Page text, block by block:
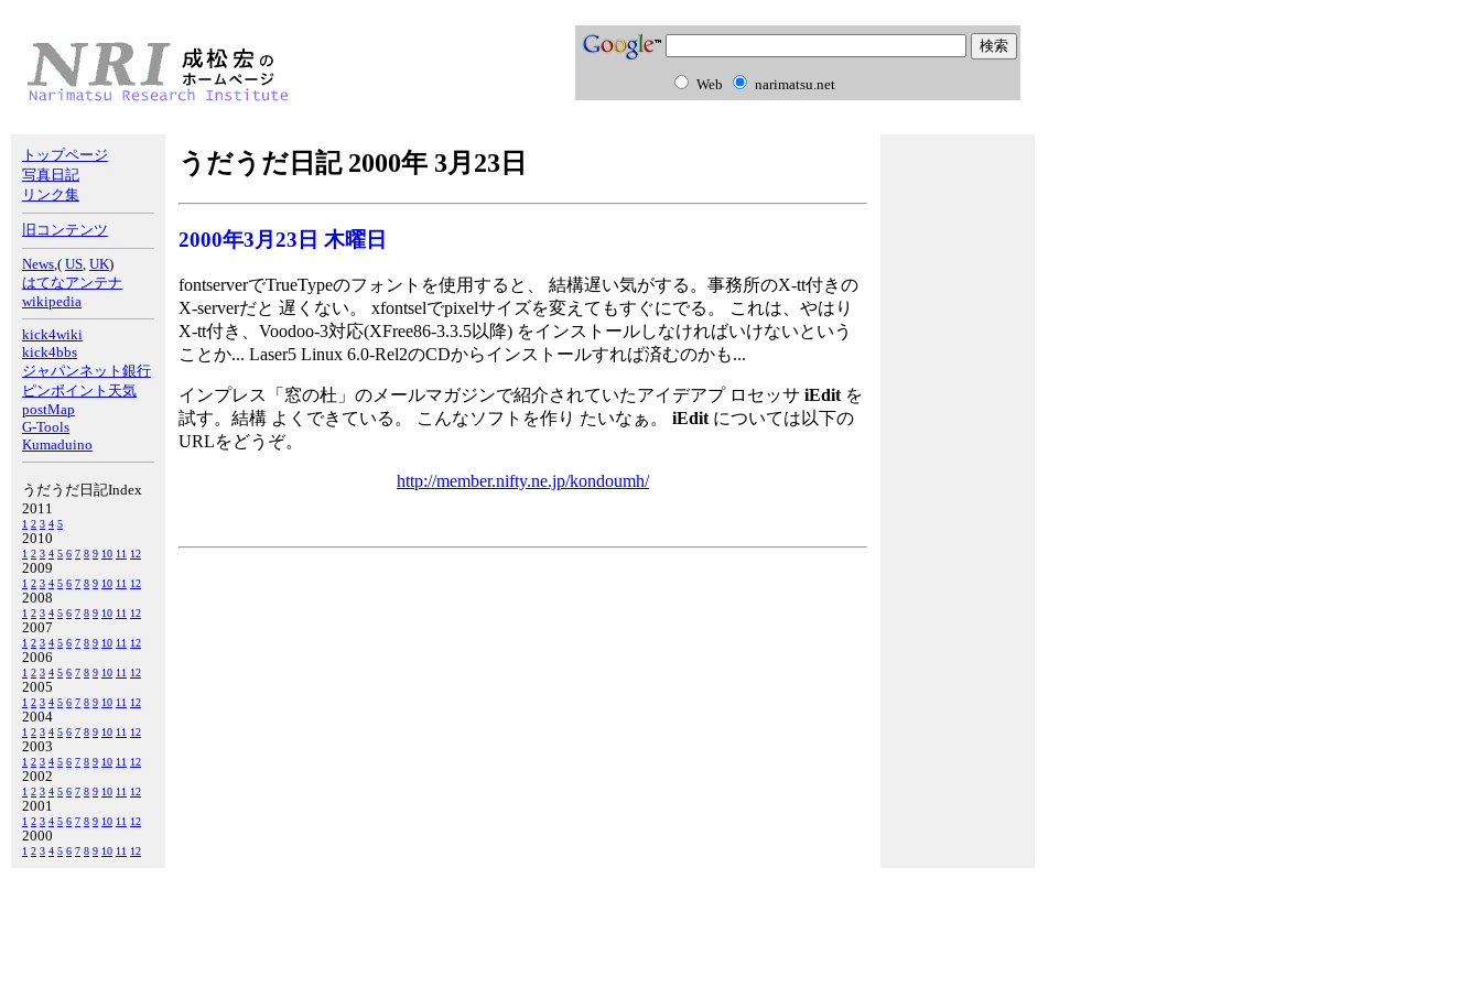
Web narimatsu.net
トップページ
写真日記
リンク集
旧コンテンツ
News,( US, UK)
はてなアンテナ
wikipedia
kick4wiki
kick4bbs
ジャパンネット銀行
ピンポイント天気
postMap
G-Tools
Kumaduino
うだうだ日記Index
2011
1 2 3 4 5
2010
1 2 3 4 5 6 7 8 9 10 11 12
2009
1 2 3 4 5 6 7 8 9 10 11 12
2008
1 2 3 4 5 6 7 8 9 10 11 12
2007
1 2 3 4 5 6 7 8 9 10 11 12
2006
1 2 3 4 5 6 7 8 9 10 11 12
2005
1 2 3 4 5 6 7 8 9 10 11 12
2004
1 2 3 4 5 6 7 8 9 10 11 12
2003
1 2 3 4 5 6 7 8 9 10 11 12
2002
1 2 3 4 5 6 7 8 9 10 11 12
2001
1 2 3 4 5 6 7 8 9 10 11 12
2000
1 2 3 4 5 6 7 8 9 10 11 12
うだうだ日記 2000年 3月23日
2000年3月23日 木曜日
fontserverでTrueTypeのフォントを使用すると、 結構遅い気がする。事務所のX-tt付きの
X-serverだと 遅くない。 xfontselでpixelサイズを変えてもすぐにでる。 これは、やはり
X-tt付き、Voodoo-3対応(XFree86-3.3.5以降) をインストールしなければいけないという
ことか... Laser5 Linux 6.0-Rel2のCDからインストールすれば済むのかも...
インプレス「窓の杜」のメールマガジンで紹介されていたアイデアプ ロセッサ iEdit を
試す。結構 よくできている。 こんなソフトを作り たいなぁ。 iEdit については以下の
URLをどうぞ。
http://member.nifty.ne.jp/kondoumh/